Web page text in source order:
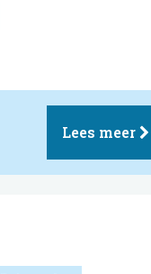
Lees meer